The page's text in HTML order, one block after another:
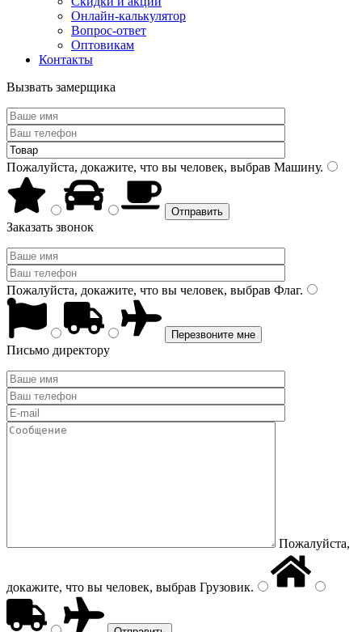
Онлайн-калькулятор
Вопрос-ответ
Оптовикам
Контакты
Вызвать замерщика
Пожалуйста, докажите, что вы человек, выбрав Машину.
Заказать звонок
Пожалуйста, докажите, что вы человек, выбрав Флаг.
Письмо директору
Пожалуйста,
докажите, что вы человек, выбрав Грузовик.